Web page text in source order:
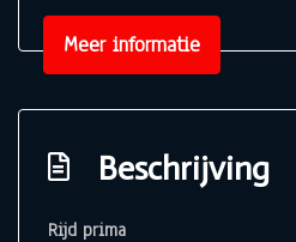
Zij airbag(s) voor
Interieur
Airco
Meer informatie
Beschrijving
Rijd prima